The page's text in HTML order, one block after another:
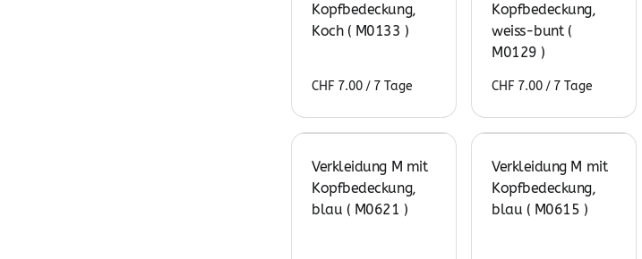
Kopfbedeckung,
Koch ( M0133 )
/
Kopfbedeckung,
weiss-bunt (
M0129 )
/
Verkleidung M mit
Kopfbedeckung,
blau ( M0621 )
Verkleidung M mit
Kopfbedeckung,
blau ( M0615 )